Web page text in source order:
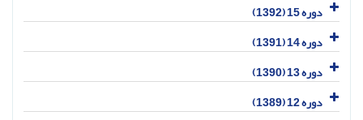
دوره 15 (1392)
دوره 14 (1391)
دوره 13 (1390)
دوره 12 (1389)